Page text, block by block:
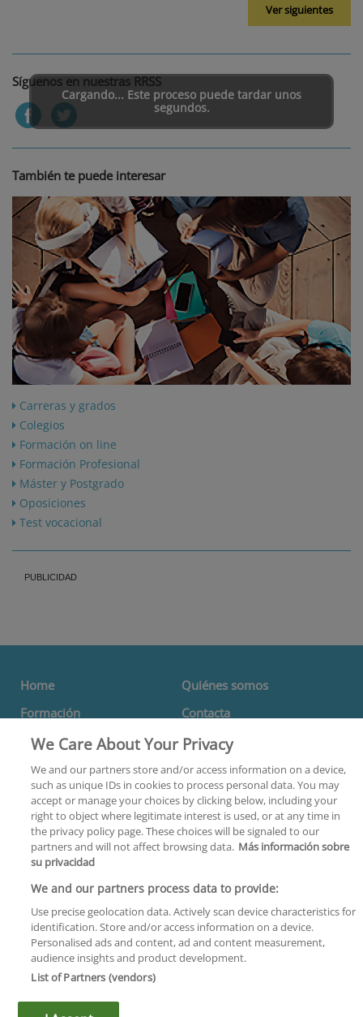
Ver siguientes
Cargando... Este proceso puede tardar unos
segundos.
Síguenos en nuestras RRSS
También te puede interesar
Carreras y grados
Colegios
Formación on line
Formación Profesional
Máster y Postgrado
Oposiciones
Test vocacional
Home
Formación
Centros
Orientación
Quiénes somos
Contacta
Aviso Legal
Política de Privacidad
Política de Cookies
¡Síguenos!
We Care About Your Privacy
We and our partners store and/or access information on a device,
such as unique IDs in cookies to process personal data. You may
accept or manage your choices by clicking below, including your
right to object where legitimate interest is used, or at any time in
the privacy policy page. These choices will be signaled to our
partners and will not affect browsing data. Más información sobre
su privacidad
We and our partners process data to provide:
Use precise geolocation data. Actively scan device characteristics for
identification. Store and/or access information on a device.
Personalised ads and content, ad and content measurement,
audience insights and product development.
List of Partners (vendors)